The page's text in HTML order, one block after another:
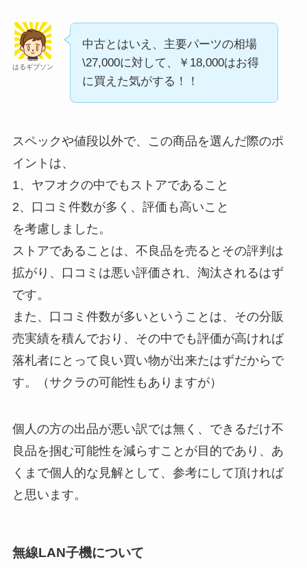
はるギブソン
中古とはいえ、主要パーツの相場
\27,000に対して、￥18,000はお得
に買えた気がする！！
スペックや値段以外で、この商品を選んだ際のポ
イントは、
1、ヤフオクの中でもストアであること
2、口コミ件数が多く、評価も高いこと
を考慮しました。
ストアであることは、不良品を売るとその評判は
拡がり、口コミは悪い評価され、淘汰されるはず
です。
また、口コミ件数が多いということは、その分販
売実績を積んでおり、その中でも評価が高ければ
落札者にとって良い買い物が出来たはずだからで
す。（サクラの可能性もありますが）
個人の方の出品が悪い訳では無く、できるだけ不
良品を掴む可能性を減らすことが目的であり、あ
くまで個人的な見解として、参考にして頂ければ
と思います。
無線LAN子機について